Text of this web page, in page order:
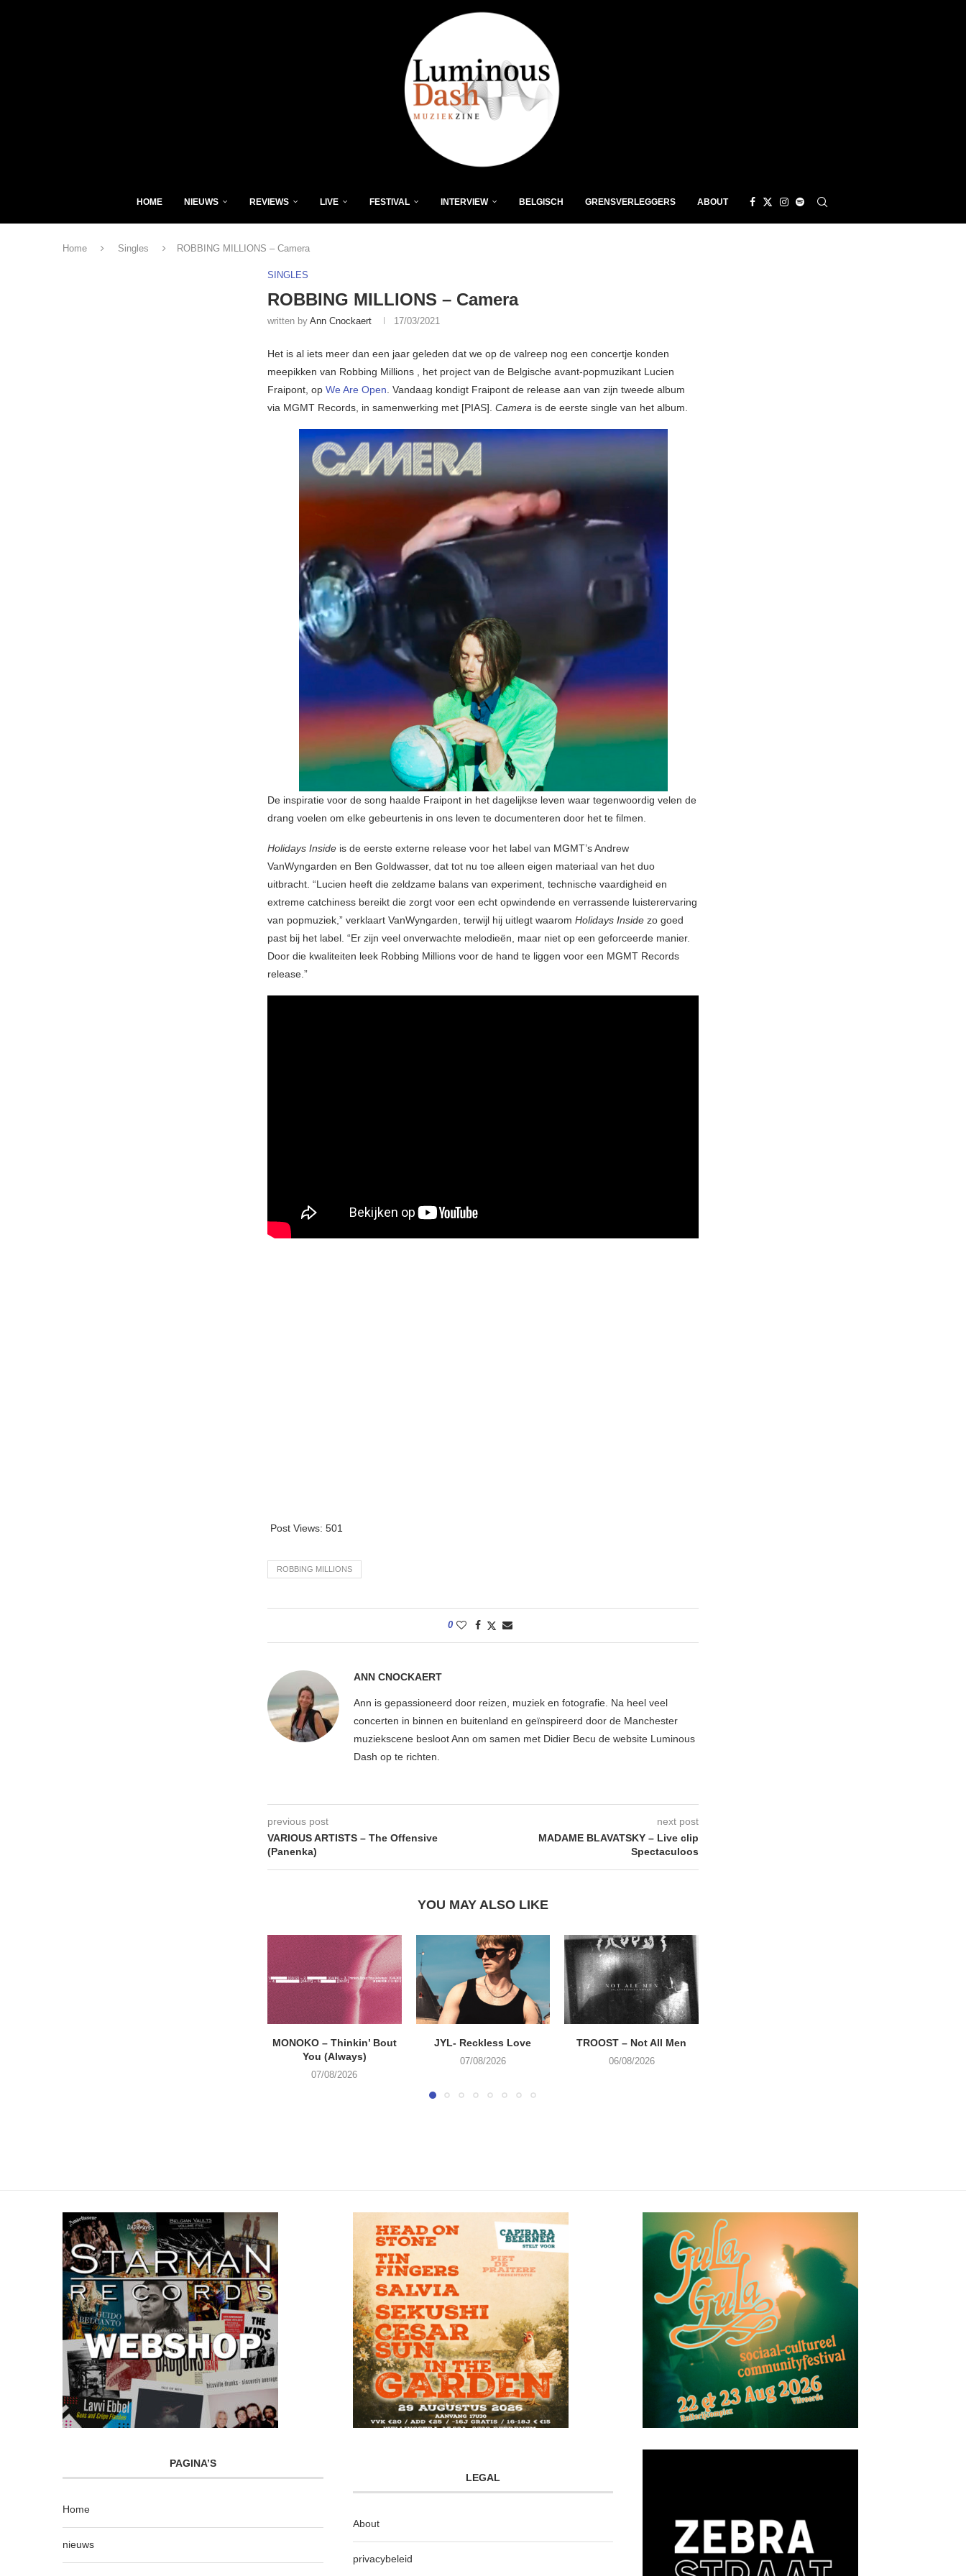
HOME NIEUWS REVIEWS LIVE FESTIVAL INTERVIEW BELGISCH GRENSVERLEGGERS ABOUT
Home Singles ROBBING MILLIONS – Camera
SINGLES
ROBBING MILLIONS – Camera
written by Ann Cnockaert 17/03/2021
Het is al iets meer dan een jaar geleden dat we op de valreep nog een concertje konden
meepikken van Robbing Millions , het project van de Belgische avant-popmuzikant Lucien
Fraipont, op We Are Open. Vandaag kondigt Fraipont de release aan van zijn tweede album
via MGMT Records, in samenwerking met [PIAS]. Camera is de eerste single van het album.
De inspiratie voor de song haalde Fraipont in het dagelijkse leven waar tegenwoordig velen de
drang voelen om elke gebeurtenis in ons leven te documenteren door het te filmen.
Holidays Inside is de eerste externe release voor het label van MGMT’s Andrew
VanWyngarden en Ben Goldwasser, dat tot nu toe alleen eigen materiaal van het duo
uitbracht. “Lucien heeft die zeldzame balans van experiment, technische vaardigheid en
extreme catchiness bereikt die zorgt voor een echt opwindende en verrassende luisterervaring
van popmuziek,” verklaart VanWyngarden, terwijl hij uitlegt waarom Holidays Inside zo goed
past bij het label. “Er zijn veel onverwachte melodieën, maar niet op een geforceerde manier.
Door die kwaliteiten leek Robbing Millions voor de hand te liggen voor een MGMT Records
release.”
Post Views: 501
ROBBING MILLIONS
0
ANN CNOCKAERT
Ann is gepassioneerd door reizen, muziek en fotografie. Na heel veel
concerten in binnen en buitenland en geïnspireerd door de Manchester
muziekscene besloot Ann om samen met Didier Becu de website Luminous
Dash op te richten.
previous post
VARIOUS ARTISTS – The Offensive
(Panenka)
next post
MADAME BLAVATSKY – Live clip
Spectaculoos
YOU MAY ALSO LIKE
MONOKO – Thinkin’ Bout
You (Always)
07/08/2026
JYL- Reckless Love
07/08/2026
TROOST – Not All Men
06/08/2026
PAGINA’S
Home
nieuws
LEGAL
About
privacybeleid